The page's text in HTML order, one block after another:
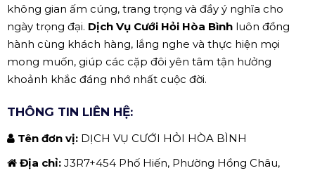
không gian ấm cúng, trang trọng và đầy ý nghĩa cho
ngày trọng đại. Dịch Vụ Cưới Hỏi Hòa Bình luôn đồng
hành cùng khách hàng, lắng nghe và thực hiện mọi
mong muốn, giúp các cặp đôi yên tâm tận hưởng
khoảnh khắc đáng nhớ nhất cuộc đời.
THÔNG TIN LIÊN HỆ:
Tên đơn vị: DỊCH VỤ CƯỚI HỎI HÒA BÌNH
Địa chỉ: J3R7+454 Phố Hiến, Phường Hồng Châu,